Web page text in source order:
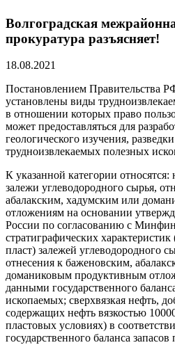
Волгоградская
прокуратура разъясняет!
18.08.2021
Постановлением Правительства
установлены виды
в отношении которых право
может предоставляться для
геологического изучения,
трудноизвлекаемых полезных
К указанной категории относятся:
залежи углеводородного сырья,
абалакским, хадумским или
отложениям на основании
России по согласованию с
стратиграфических характеристик
пласт) залежей углеводородного
отнесения к баженовским,
доманиковым продуктивным
данными государственного
ископаемых; сверхвязкая нефть,
содержащих нефть вязкостью
пластовых условиях) в
государственного баланса